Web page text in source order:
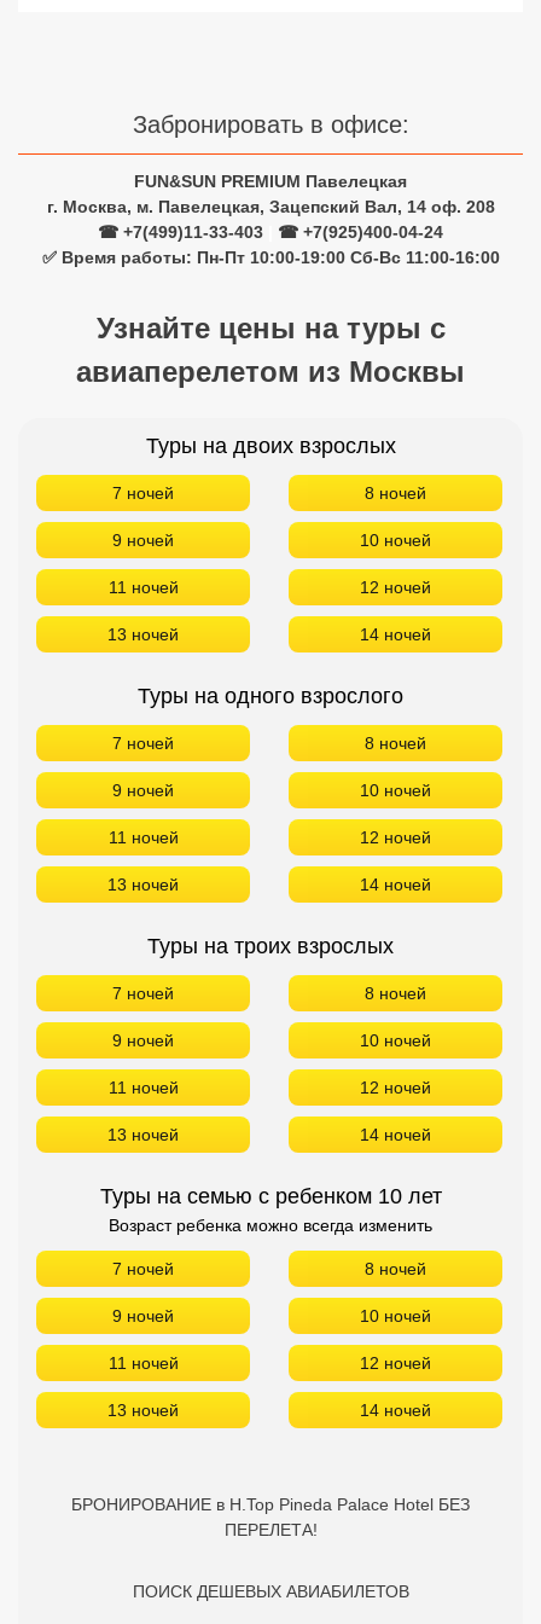
авиаперелетом из Москвы
Туры на двоих взрослых
7 ночей 8 ночей
12 ночей
Туры на одного взрослого
Туры на троих взрослых
Туры на семью с ребенком 10 лет
Возраст ребенка можно всегда изменить
7 ночей 8 ночей
9 ночей 10 ночей
11 ночей 12 ночей
БРОНИРОВАНИЕ в H.Top Pineda Palace Hotel БЕЗ
ПЕРЕЛЕТА!
ПОИСК ДЕШЕВЫХ АВИАБИЛЕТОВ
Подбор туров в WhatsApp на ваши даты
H.Top Pineda Palace Hotel -
отзывы туристов